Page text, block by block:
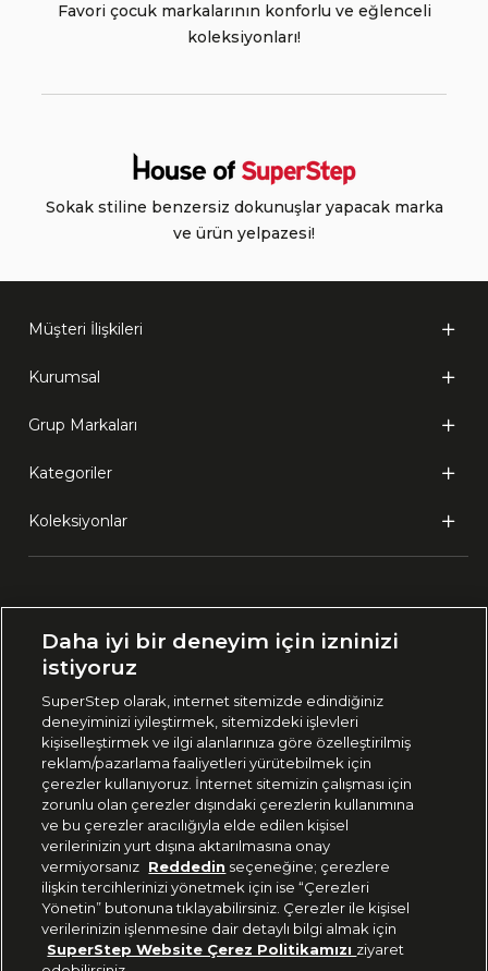
Favori çocuk markalarının konforlu ve eğlenceli
koleksiyonları!
Sokak stiline benzersiz dokunuşlar yapacak marka
ve ürün yelpazesi!
Müşteri İlişkileri
Kurumsal
Grup Markaları
Kategoriler
Koleksiyonlar
🇹🇷 Türkiye
444 37 36
Uygulamadan Takip Edin
Bizi Takip Edin
Daha iyi bir deneyim için izninizi
istiyoruz
SuperStep olarak, internet sitemizde edindiğiniz
deneyiminizi iyileştirmek, sitemizdeki işlevleri
kişiselleştirmek ve ilgi alanlarınıza göre özelleştirilmiş
reklam/pazarlama faaliyetleri yürütebilmek için
çerezler kullanıyoruz. İnternet sitemizin çalışması için
zorunlu olan çerezler dışındaki çerezlerin kullanımına
ve bu çerezler aracılığıyla elde edilen kişisel
verilerinizin yurt dışına aktarılmasına onay
vermiyorsanız Reddedin seçeneğine; çerezlere
ilişkin tercihlerinizi yönetmek için ise “Çerezleri
Yönetin” butonuna tıklayabilirsiniz. Çerezler ile kişisel
verilerinizin işlenmesine dair detaylı bilgi almak için
SuperStep Website Çerez Politikamızı ziyaret